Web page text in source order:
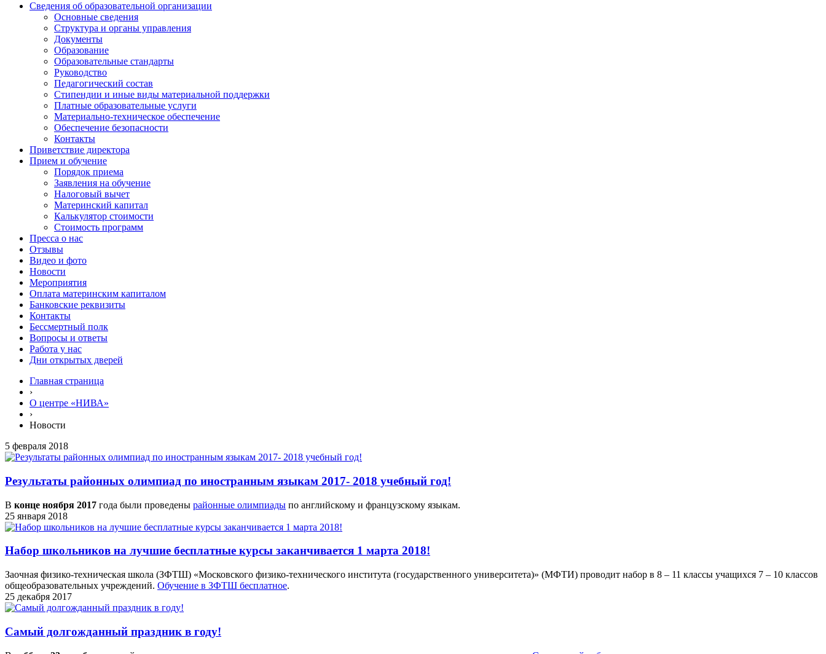
Сведения об образовательной организации
Основные сведения
Структура и органы управления
Документы
Образование
Образовательные стандарты
Руководство
Педагогический состав
Стипендии и иные виды материальной поддержки
Платные образовательные услуги
Материально-техническое обеспечение
Обеспечение безопасности
Контакты
Приветствие директора
Прием и обучение
Порядок приема
Заявления на обучение
Налоговый вычет
Материнский капитал
Калькулятор стоимости
Стоимость программ
Пресса о нас
Отзывы
Видео и фото
Новости
Мероприятия
Оплата материнским капиталом
Банковские реквизиты
Контакты
Бессмертный полк
Вопросы и ответы
Работа у нас
Дни открытых дверей
Главная страница
›
О центре «НИВА»
›
Новости
5 февраля 2018
Результаты районных олимпиад по иностранным языкам 2017- 2018 учебный год!
В конце ноября 2017 года были проведены районные олимпиады по английскому и французскому языкам.
25 января 2018
Набор школьников на лучшие бесплатные курсы заканчивается 1 марта 2018!
Заочная физико-техническая школа (ЗФТШ) «Московского физико-технического института (государственного университета)» (МФТИ) проводит набор в 8 – 11 классы учащихся 7 – 10 классов
общеобразовательных учреждений. Обучение в ЗФТШ бесплатное.
25 декабря 2017
Самый долгожданный праздник в году!